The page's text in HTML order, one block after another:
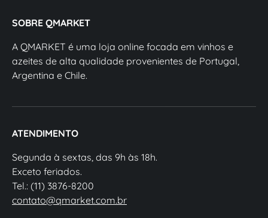
SOBRE QMARKET
A QMARKET é uma loja online focada em vinhos e
azeites de alta qualidade provenientes de Portugal,
Argentina e Chile.
ATENDIMENTO
Segunda à sextas, das 9h às 18h.
Exceto feriados.
Tel.: (11) 3876-8200
contato@qmarket.com.br